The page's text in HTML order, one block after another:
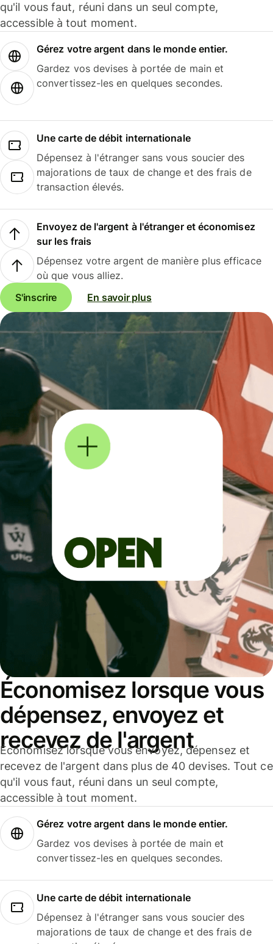
qu'il vous faut, réuni dans un seul compte,
accessible à tout moment.
Gérez votre argent dans le monde entier.
Gardez vos devises à portée de main et
convertissez-les en quelques secondes.
Une carte de débit internationale
Dépensez à l'étranger sans vous soucier des
majorations de taux de change et des frais de
transaction élevés.
Envoyez de l'argent à l'étranger et économisez
sur les frais
Dépensez votre argent de manière plus efficace
où que vous alliez.
S'inscrire
En savoir plus
Économisez lorsque vous
dépensez, envoyez et
recevez de l'argent
Économisez lorsque vous envoyez, dépensez et
recevez de l'argent dans plus de 40 devises. Tout ce
qu'il vous faut, réuni dans un seul compte,
accessible à tout moment.
Gérez votre argent dans le monde entier.
Gardez vos devises à portée de main et
convertissez-les en quelques secondes.
Une carte de débit internationale
Dépensez à l'étranger sans vous soucier des
majorations de taux de change et des frais de